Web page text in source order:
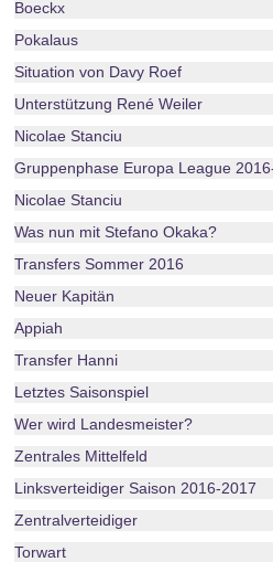
Boeckx
Pokalaus
Situation von Davy Roef
Unterstützung René Weiler
Nicolae Stanciu
Gruppenphase Europa League
Nicolae Stanciu
Was nun mit Stefano Okaka?
Transfers Sommer 2016
Neuer Kapitän
Appiah
Transfer Hanni
Letztes Saisonspiel
Wer wird Landesmeister?
Zentrales Mittelfeld
Linksverteidiger Saison 2016-2017
Zentralverteidiger
Torwart